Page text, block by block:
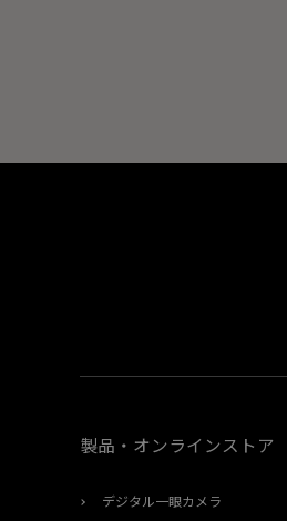
製品・オンラインストア
デジタル一眼カメラ